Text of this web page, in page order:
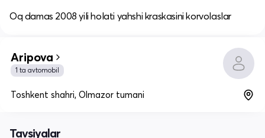
Oq damas 2008 yili holati yahshi kraskasini korvolaslar
Aripova
1 ta avtomobil
Toshkent shahri, Olmazor tumani
Tavsiyalar